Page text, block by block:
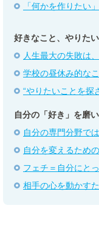
「何かを作りたい
好きなこと、やりた
人生最大の失敗は
学校の昼休み的な
“やりたいことを探
自分の「好き」を磨
自分の専門分野で
自分を変えるため
フェチ＝自分にと
相手の心を動かす